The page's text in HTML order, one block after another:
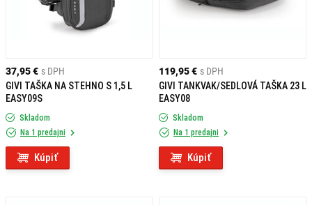
37,95 € s DPH
GIVI TAŠKA NA STEHNO S 1,5 L
EASY09S
Skladom
Na 1 predajni
Kúpiť
119,95 € s DPH
GIVI TANKVAK/SEDLOVÁ TAŠKA 23 L
EASY08
Skladom
Na 1 predajni
Kúpiť